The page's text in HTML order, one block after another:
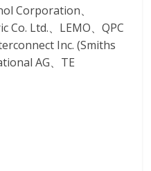
Corporation、
Co. Ltd.、LEMO、QPC
Inc. (Smiths
AG、TE